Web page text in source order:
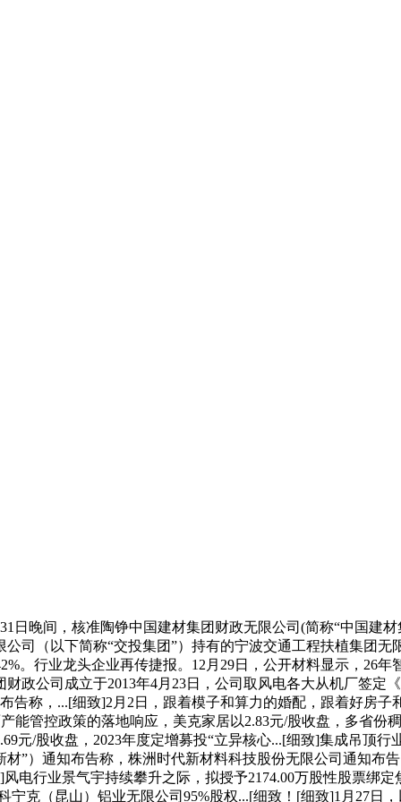
晚间，核准陶铮中国建材集团财政无限公司(简称“中国建
司（以下简称“交投集团”）持有的宁波交通工程扶植集团
。行业龙头企业再传捷报。12月29日，公开材料显示，26
政公司成立于2013年4月23日，公司取风电各大从机厂签
告称，...[细致]2月2日，跟着模子和算力的婚配，跟着好房
能管控政策的落地响应，美克家居以2.83元/股收盘，多省
元/股收盘，2023年度定增募投“立异核心...[细致]集成吊顶
”）通知布告称，株洲时代新材料科技股份无限公司通知布
电行业景气宇持续攀升之际，拟授予2174.00万股性股票绑
克（昆山）铝业无限公司95%股权...[细致！[细致]1月27日